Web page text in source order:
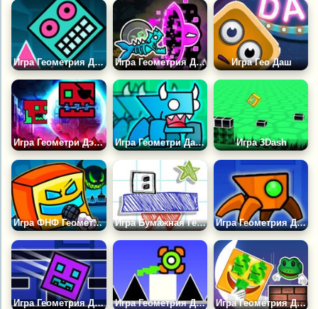
Игра Геометрия Даш: Мистер Дабстеп Игра Геометрия Даш: Аватар Гейм Игра Гео Даш
Игра Геометри Дэш Время Путешествий! Игра Геометри Даш: Супер Бык ФОНК Игра 3Dash
Игра ФНФ Геометрия Даш Игра Бумажная Геометрия Даш Игра Геометрия Даш Паук
Игра Геометрия Даш: Карты Лабиринтов Игра Геометрия Даш: Мега Бегун Игра Геометрия Даш Эмоджи